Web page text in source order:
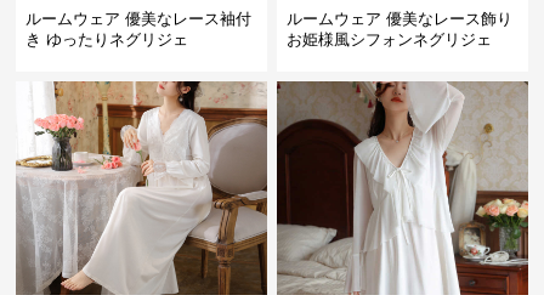
ルームウェア 優美なレース袖付
き ゆったりネグリジェ
ルームウェア 優美なレース飾り
お姫様風シフォンネグリジェ